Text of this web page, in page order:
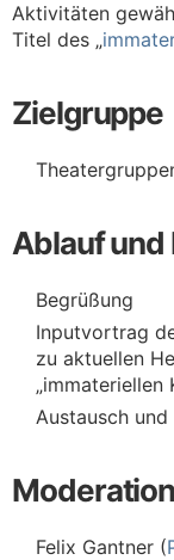
Aktivitäten
Titel des „
Zielgruppe
Ablauf und
Begrüßung
Inputvortrag
zu aktuellen
„immateriellen
Austausch
Moderation
Felix Gantner (